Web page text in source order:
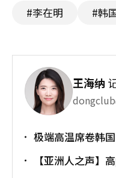
#李在明 #韩
王海纳
极端高温席卷韩
【亚洲人之声】